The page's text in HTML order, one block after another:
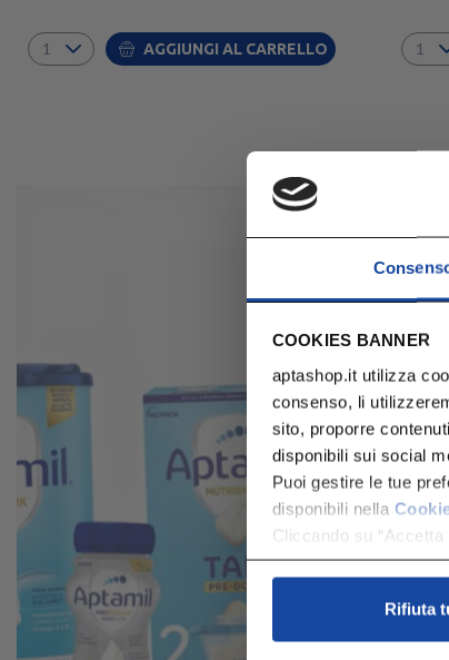
COOKIES BANNER
aptashop.it utilizza
consenso, li
sito, proporre
disponibili sui social
Puoi gestire le tue
disponibili nella
Cliccando su “Accetta
Rifiuta
AGGIUNGI AL CARRELLO